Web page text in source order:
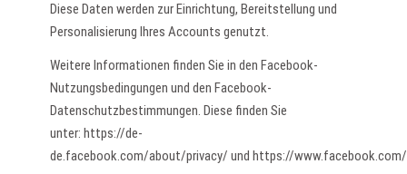
Diese Daten werden zur Einrichtung, Bereitstellung und
Personalisierung Ihres Accounts genutzt.
Weitere Informationen finden Sie in den Facebook-
Nutzungsbedingungen und den Facebook-
Datenschutzbestimmungen. Diese finden Sie
unter: https://de-
de.facebook.com/about/privacy/ und https://